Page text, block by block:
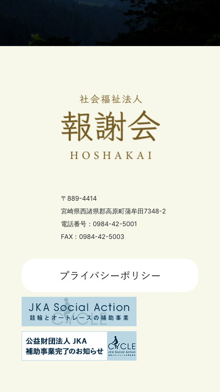
〒889-4414
宮崎県西諸県郡高原町蒲牟田7348-2
電話番号：0984-42-5001
FAX：0984-42-5003